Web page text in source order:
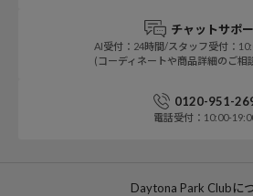
チャットサポ
AI受付：24時間/スタッフ受付：
(コーディネートや商品詳細のご相
0120-951-
電話受付：10:00-
Daytona Park Clubに